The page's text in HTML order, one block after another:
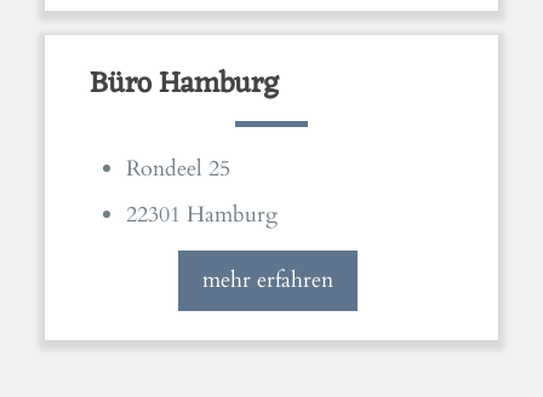
Büro Hamburg
Rondeel 25
22301 Hamburg
mehr erfahren